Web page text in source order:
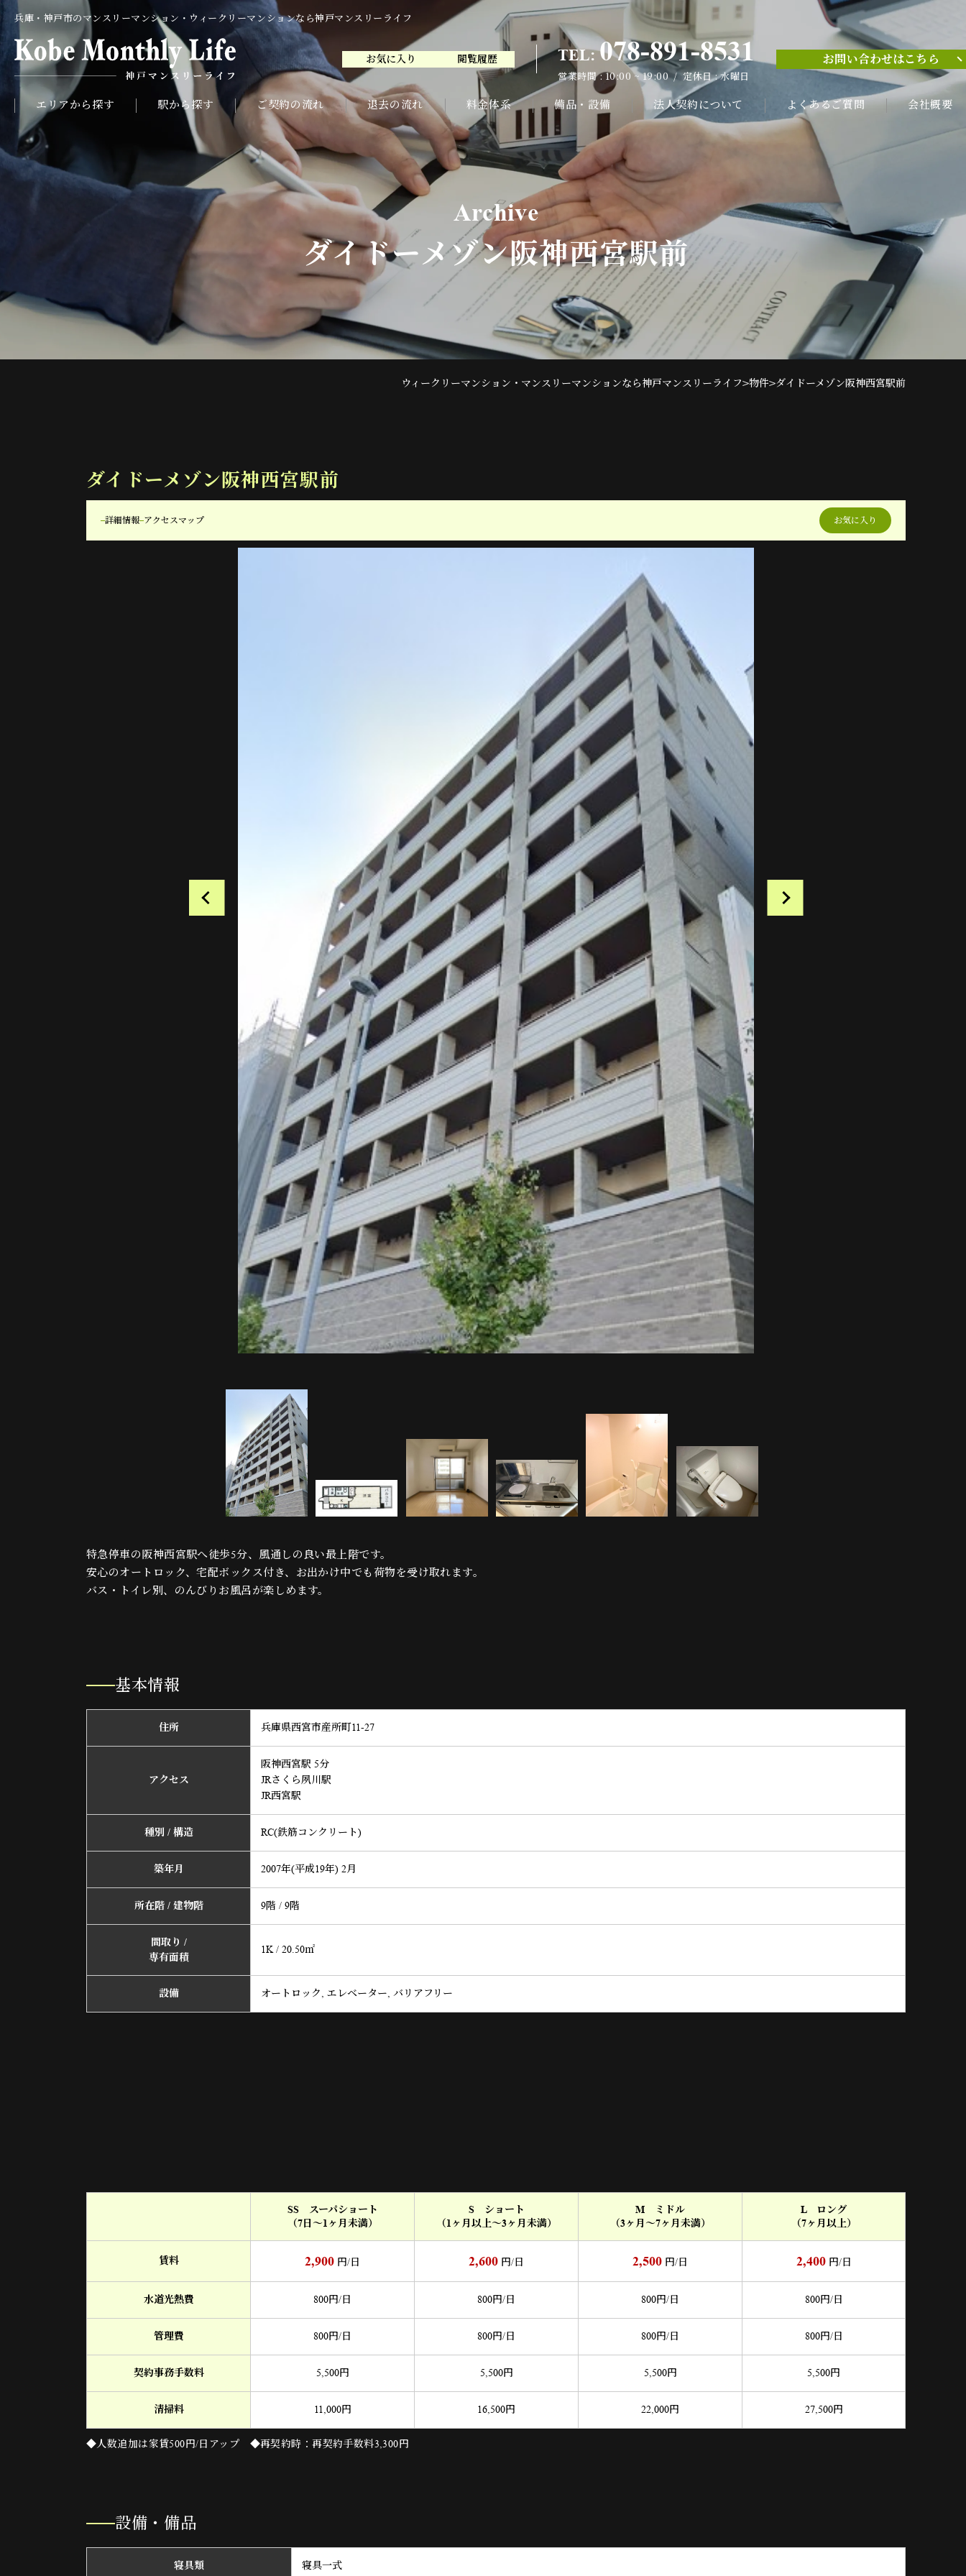
兵庫・神戸市のマンスリーマンション・ウィークリーマンションなら神戸マンスリーライフ
お気に入り 閲覧履歴 TEL:078-891-8531
営業時間 : 10:00 ~ 19:00 / 定休日 : 水曜日
お問い合わせはこちら
エリアから探す 駅から探す ご契約の流れ 退去の流れ 料金体系 備品・設備 法人契約について よくあるご質問 会社概要
お気に入り TEL:078-891-8531
営業時間 : 10:00 ~ 19:00 / 定休日 : 水曜日
お問い合わせはこちら
Archive
ダイドーメゾン阪神西宮駅前
ウィークリーマンション・マンスリーマンションなら神戸マンスリーライフ>物件>ダイドーメゾン阪神西宮駅前
ダイドーメゾン阪神西宮駅前
詳細情報 アクセスマップ お気に入り
特急停車の阪神西宮駅へ徒歩5分、風通しの良い最上階です。
安心のオートロック、宅配ボックス付き、お出かけ中でも荷物を受け取れます。
バス・トイレ別、のんびりお風呂が楽しめます。
基本情報
住所 兵庫県西宮市産所町11-27
アクセス
阪神西宮駅 5分
JRさくら夙川駅
JR西宮駅
種別 / 構造 RC(鉄筋コンクリート)
築年月 2007年(平成19年) 2月
所在階 / 建物階 9階 / 9階
間取り /
専有面積
1K / 20.50㎡
設備 オートロック, エレベーター, バリアフリー
SS スーパショート
（7日～1ヶ月未満）
S ショート
（1ヶ月以上～3ヶ月未満）
M ミドル
（3ヶ月～7ヶ月未満）
L ロング
（7ヶ月以上）
賃料 2,900 円/日 2,600 円/日 2,500 円/日 2,400 円/日
水道光熱費 800円/日 800円/日 800円/日 800円/日
管理費 800円/日 800円/日 800円/日 800円/日
契約事務手数料 5,500円 5,500円 5,500円 5,500円
清掃料 11,000円 16,500円 22,000円 27,500円
◆人数追加は家賃500円/日アップ ◆再契約時：再契約手数料3,300円
設備・備品
寝具類 寝具一式